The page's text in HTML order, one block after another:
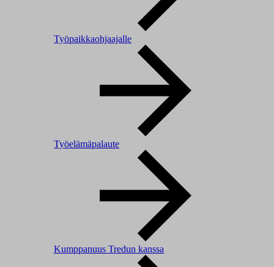
Työpaikkaohjaajalle
Työelämäpalaute
Kumppanuus Tredun kanssa